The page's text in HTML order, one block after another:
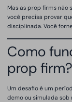
Mas as prop firms não
você precisa provar
disciplinada. Você
Como
prop firm?
Um desafio é um
demo ou simulada sob